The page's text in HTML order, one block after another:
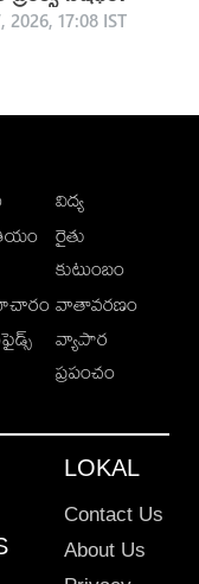
2026, 17:08 IST
విద్య
రైతు
కుటుంబం
వాతావరణం
వ్యాపార
ప్రపంచం
LOKAL
Contact Us
About Us